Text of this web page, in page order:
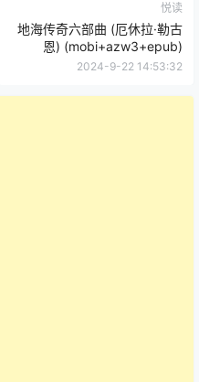
悦读
地海传奇六部曲 (厄休拉·勒古
恩) (mobi+azw3+epub)
2024-9-22 14:53:32